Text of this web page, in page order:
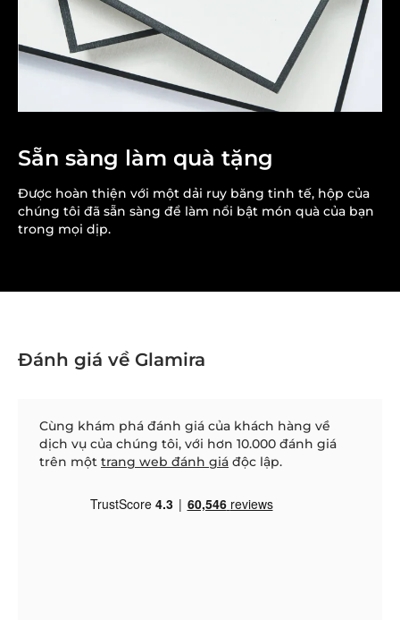
Sẵn sàng làm quà tặng
Được hoàn thiện với một dải ruy băng tinh tế, hộp của
chúng tôi đã sẵn sàng để làm nổi bật món quà của bạn
trong mọi dịp.
Đánh giá về Glamira
Cùng khám phá đánh giá của khách hàng về
dịch vụ của chúng tôi, với hơn 10.000 đánh giá
trên một trang web đánh giá độc lập.